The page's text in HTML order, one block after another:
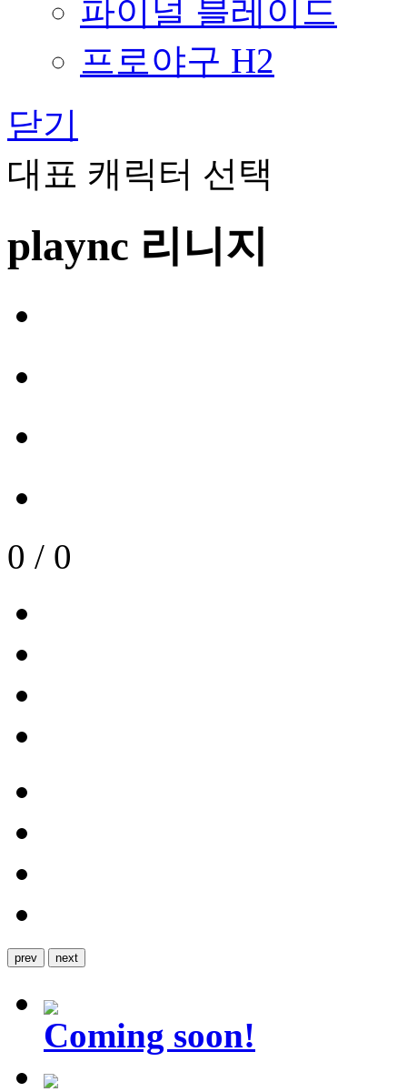
파이널 블레이드
프로야구 H2
닫기
대표 캐릭터 선택
plaync 리니지
0 / 0
prev next
Coming soon!